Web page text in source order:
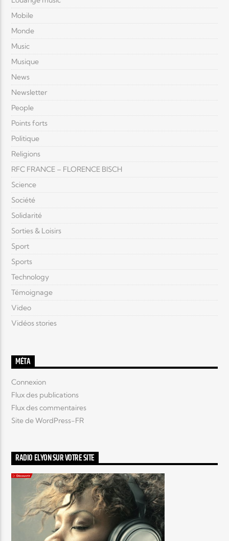
Mobile
Monde
Music
Musique
News
Newsletter
People
Points forts
Politique
Religions
RFC FRANCE – FLORENCE BISCH
Science
Société
Solidarité
Sorties & Loisirs
Sport
Sports
Technology
Témoignage
Video
Vidéos stories
MÉTA
Connexion
Flux des publications
Flux des commentaires
Site de WordPress-FR
RADIO ELYON SUR VOTRE SITE